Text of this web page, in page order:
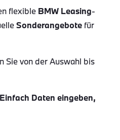
flexible BMW Leasing-
Sonderangebote für
Sie von der Auswahl bis
Daten eingeben,